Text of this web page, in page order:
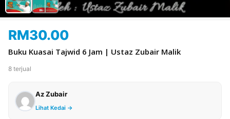
RM30.00
Buku Kuasai Tajwid 6 Jam | Ustaz Zubair Malik
8 terjual
Az Zubair
Lihat Kedai →